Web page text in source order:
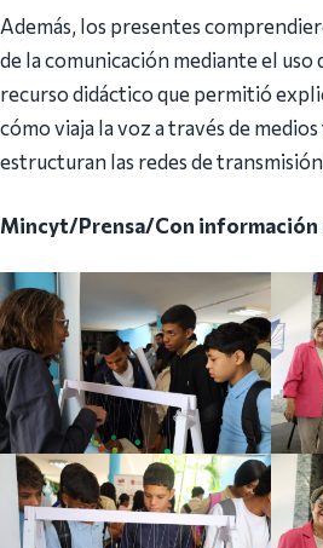
Además, los presentes
de la comunicación mediante el
recurso didáctico que permitió
cómo viaja la voz a través de
estructuran las redes de
Mincyt/Prensa/Con información